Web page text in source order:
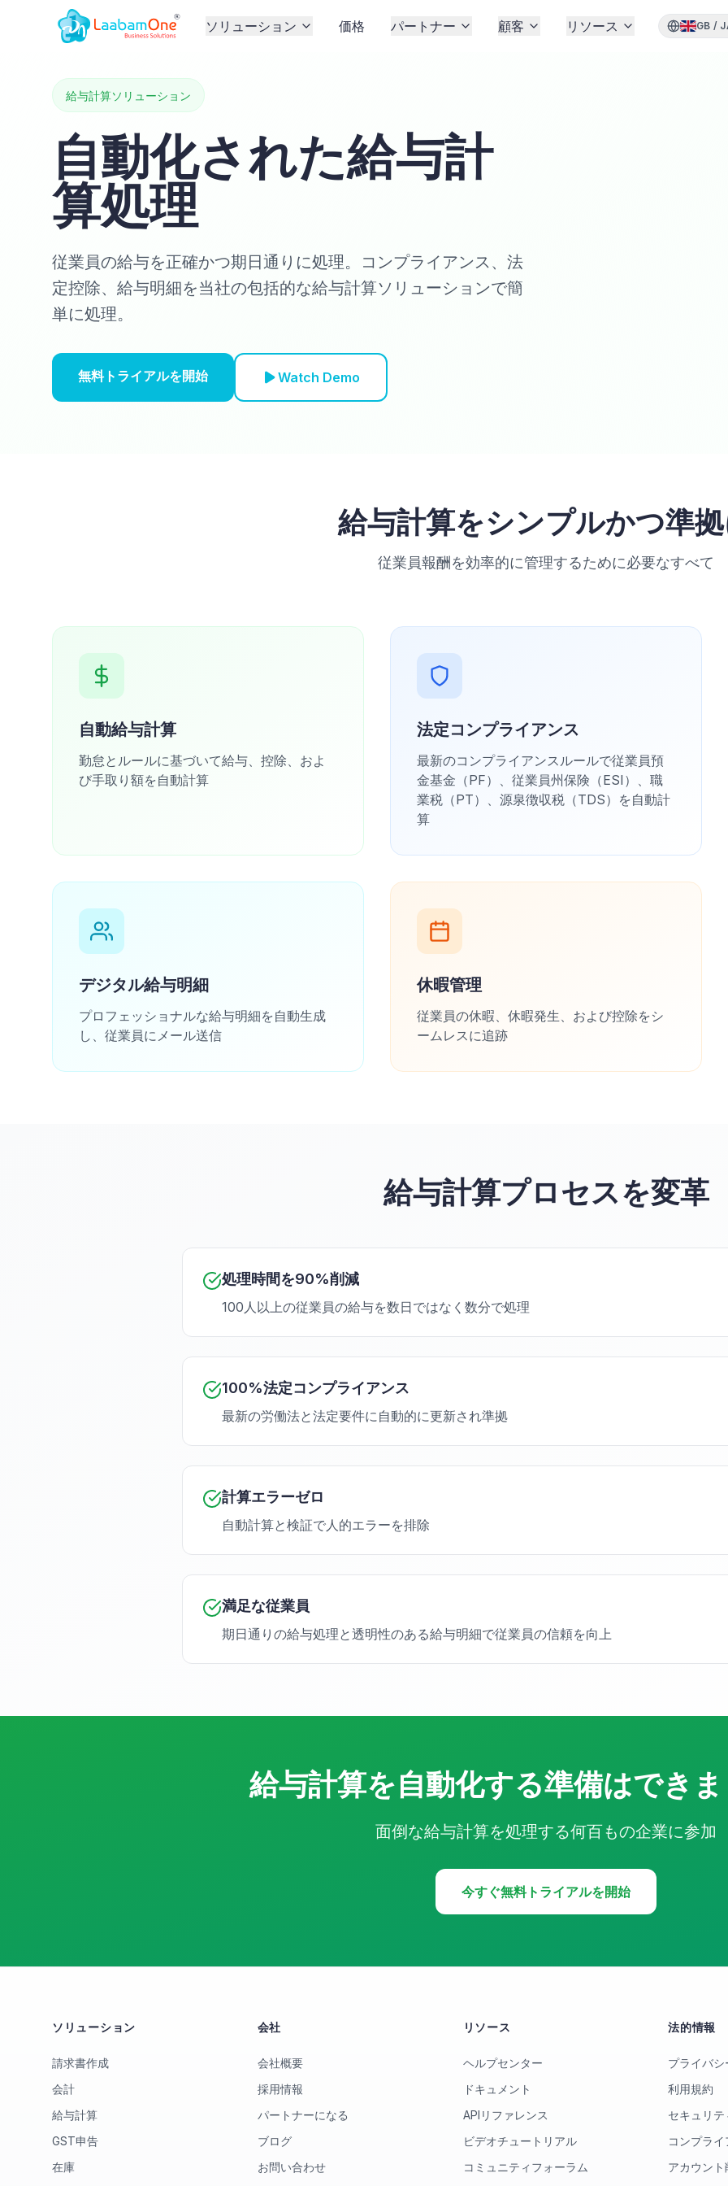
ソリューション 価格 パートナー 顧客 リソース GB /
給与計算ソリューション
自動化された給与計
算処理
従業員の給与を正確かつ期日通りに処理。コンプライアンス、法
定控除、給与明細を当社の包括的な給与計算ソリューションで簡
単に処理。
無料トライアルを開始 Watch Demo
給与計算をシンプルかつ準
従業員報酬を効率的に管理するために必要なすべて
自動給与計算
勤怠とルールに基づいて給与、控除、およ
び手取り額を自動計算
法定コンプライアンス
最新のコンプライアンスルールで従業員預
金基金（PF）、従業員州保険（ESI）、職
業税（PT）、源泉徴収税（TDS）を自動計
算
デジタル給与明細
プロフェッショナルな給与明細を自動生成
し、従業員にメール送信
休暇管理
従業員の休暇、休暇発生、および控除をシ
ームレスに追跡
給与計算プロセスを変革
処理時間を90%削減
100人以上の従業員の給与を数日ではなく数分で処理
100%法定コンプライアンス
最新の労働法と法定要件に自動的に更新され準拠
計算エラーゼロ
自動計算と検証で人的エラーを排除
満足な従業員
期日通りの給与処理と透明性のある給与明細で従業員の信頼を向上
給与計算を自動化する準備はでき
面倒な給与計算を処理する何百もの企業に参加
今すぐ無料トライアルを開始
ソリューション
請求書作成
会計
給与計算
GST申告
在庫
会社
会社概要
採用情報
パートナーになる
ブログ
お問い合わせ
リソース
ヘルプセンター
ドキュメント
APIリファレンス
ビデオチュートリアル
コミュニティフォーラム
法的情報
プライバ
利用規約
セキュリテ
コンプラ
アカウント